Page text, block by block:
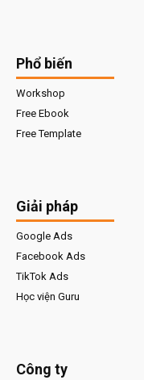
Phổ biến
Workshop
Free Ebook
Free Template
Giải pháp
Google Ads
Facebook Ads
TikTok Ads
Học viện Guru
Công ty